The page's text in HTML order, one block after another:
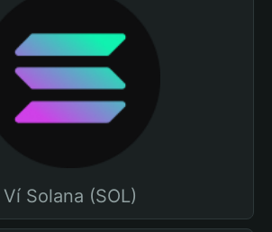
Ví Solana (SOL)